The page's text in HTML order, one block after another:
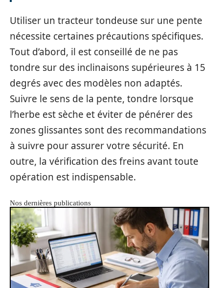
Utiliser un tracteur tondeuse sur une pente
nécessite certaines précautions spécifiques.
Tout d’abord, il est conseillé de ne pas
tondre sur des inclinaisons supérieures à 15
degrés avec des modèles non adaptés.
Suivre le sens de la pente, tondre lorsque
l’herbe est sèche et éviter de pénérer des
zones glissantes sont des recommandations
à suivre pour assurer votre sécurité. En
outre, la vérification des freins avant toute
opération est indispensable.
Nos dernières publications